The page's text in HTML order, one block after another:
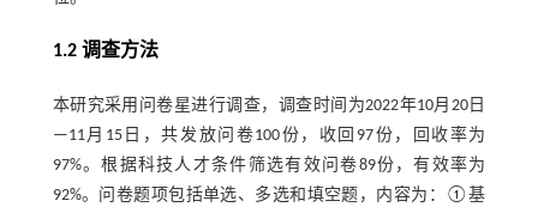
1.2 调查方法
本研究采用问卷星进行调查，调查时间为2022年10月20日
—11月15日，共发放问卷100份，收回97份，回收率为
97%。根据科技人才条件筛选有效问卷89份，有效率为
92%。问卷题项包括单选、多选和填空题，内容为：①基